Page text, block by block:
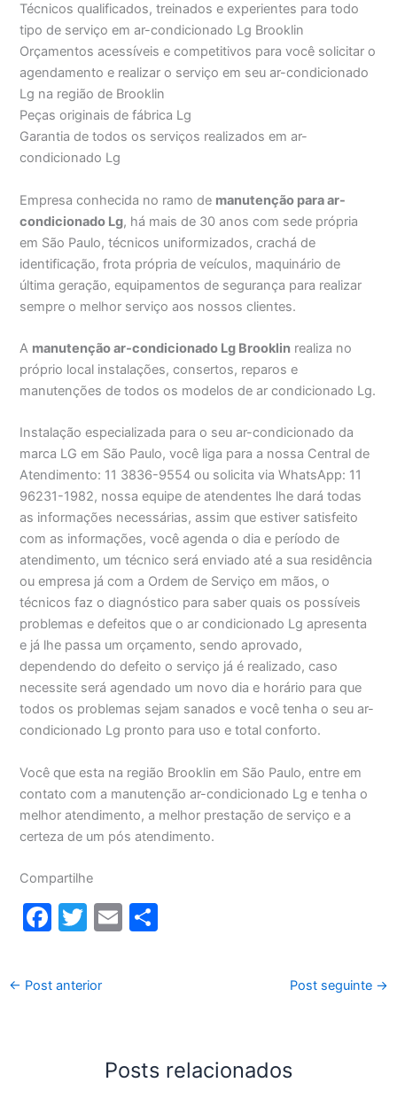
Técnicos qualificados, treinados e experientes para todo
tipo de serviço em ar-condicionado Lg Brooklin
Orçamentos acessíveis e competitivos para você solicitar o
agendamento e realizar o serviço em seu ar-condicionado
Lg na região de Brooklin
Peças originais de fábrica Lg
Garantia de todos os serviços realizados em ar-
condicionado Lg
Empresa conhecida no ramo de manutenção para ar-
condicionado Lg, há mais de 30 anos com sede própria
em São Paulo, técnicos uniformizados, crachá de
identificação, frota própria de veículos, maquinário de
última geração, equipamentos de segurança para realizar
sempre o melhor serviço aos nossos clientes.
A manutenção ar-condicionado Lg Brooklin realiza no
próprio local instalações, consertos, reparos e
manutenções de todos os modelos de ar condicionado Lg.
Instalação especializada para o seu ar-condicionado da
marca LG em São Paulo, você liga para a nossa Central de
Atendimento: 11 3836-9554 ou solicita via WhatsApp: 11
96231-1982, nossa equipe de atendentes lhe dará todas
as informações necessárias, assim que estiver satisfeito
com as informações, você agenda o dia e período de
atendimento, um técnico será enviado até a sua residência
ou empresa já com a Ordem de Serviço em mãos, o
técnicos faz o diagnóstico para saber quais os possíveis
problemas e defeitos que o ar condicionado Lg apresenta
e já lhe passa um orçamento, sendo aprovado,
dependendo do defeito o serviço já é realizado, caso
necessite será agendado um novo dia e horário para que
todos os problemas sejam sanados e você tenha o seu ar-
condicionado Lg pronto para uso e total conforto.
Você que esta na região Brooklin em São Paulo, entre em
contato com a manutenção ar-condicionado Lg e tenha o
melhor atendimento, a melhor prestação de serviço e a
certeza de um pós atendimento.
Compartilhe
F
c
e
T
itt
er
E
← Post anterior Post seguinte →
Posts relacionados